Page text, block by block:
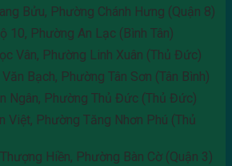
Bửu, Phường Chánh Hưng (Quận 8)
10, Phường An Lạc (Bình Tân)
Vân, Phường Linh Xuân (Thủ Đức)
Bạch, Phường Tân Sơn (Tân Bình)
Ngân, Phường Thủ Đức (Thủ Đức)
Việt, Phường Tăng Nhơn Phú (Thủ
Hiền, Phường Bàn Cờ (Quận 3)